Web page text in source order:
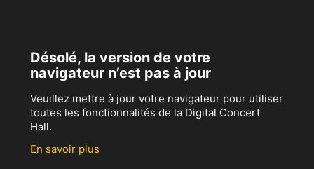
Désolé, la version de votre
navigateur n’est pas à jour
Veuillez mettre à jour votre navigateur pour utiliser
toutes les fonctionnalités de la Digital Concert
Hall.
En savoir plus